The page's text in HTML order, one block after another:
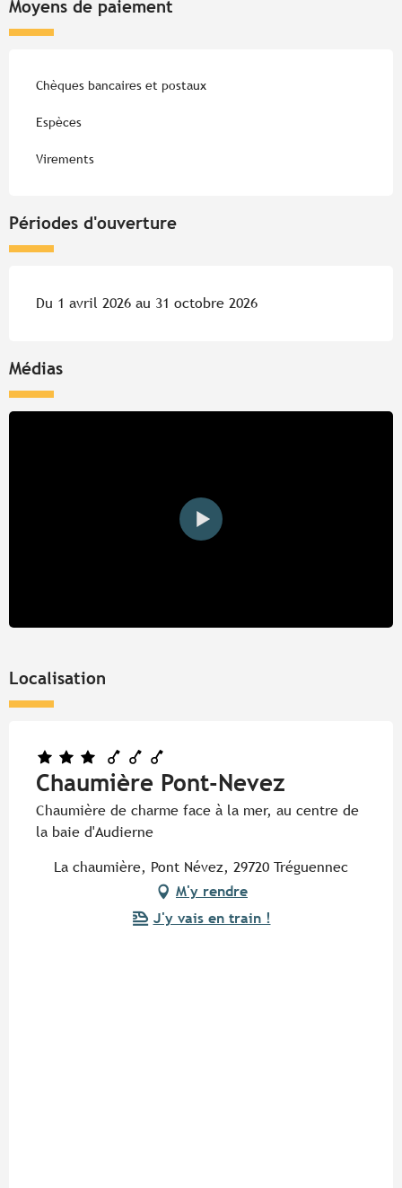
Moyens de paiement
Chèques bancaires et postaux
Espèces
Virements
Périodes d'ouverture
Du 1 avril 2026 au 31 octobre 2026
Médias
Localisation
Chaumière Pont-Nevez
Chaumière de charme face à la mer, au centre de
la baie d'Audierne
La chaumière, Pont Névez, 29720 Tréguennec
M'y rendre
J'y vais en train !